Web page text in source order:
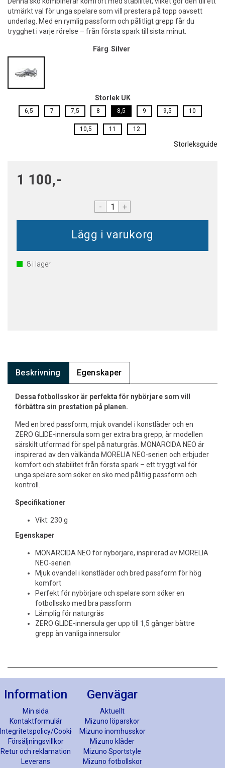
utmärkt val för unga spelare som vill prestera på topp oavsett
underlag. Med en rymlig passform och pålitligt grepp får du
trygghet i varje rörelse – från första spark till sista minut.
Färg Silver
Storlek UK
6,5 7 7,5 8 8,5 9 9,5 10
10,5 11 12
Storleksguide
1 100,-
- +
8 i lager
Beskrivning Egenskaper
Dessa fotbollsskor är perfekta för nybörjare som vill
förbättra sin prestation på planen.
Med en bred passform, mjuk ovandel i konstläder och en
ZERO GLIDE-innersula som ger extra bra grepp, är modellen
särskilt utformad för spel på naturgräs. MONARCIDA NEO är
inspirerad av den välkända MORELIA NEO-serien och erbjuder
komfort och stabilitet från första spark – ett tryggt val för
unga spelare som söker en sko med pålitlig passform och
kontroll.
Specifikationer
Vikt: 230 g
Egenskaper
MONARCIDA NEO för nybörjare, inspirerad av MORELIA
NEO-serien
Mjuk ovandel i konstläder och bred passform för hög
komfort
Perfekt för nybörjare och spelare som söker en
fotbollssko med bra passform
Lämplig för naturgräs
ZERO GLIDE-innersula ger upp till 1,5 gånger bättre
grepp än vanliga innersulor
Information
Min sida
Kontaktformulär
Integritetspolicy/Cookies
Försäljningsvillkor
Retur och reklamation
Leverans
Genvägar
Aktuellt
Mizuno löparskor
Mizuno inomhusskor
Mizuno kläder
Mizuno Sportstyle
Mizuno fotbollskor